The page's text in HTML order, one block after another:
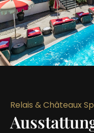
Relais & Châteaux